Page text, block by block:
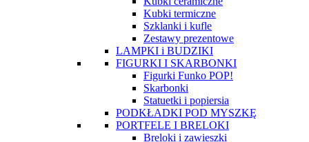
Kubki termiczne
Szklanki i kufle
Zestawy prezentowe
LAMPKI i BUDZIKI
FIGURKI I SKARBONKI
Figurki Funko POP!
Skarbonki
Statuetki i popiersia
PODKŁADKI POD MYSZKĘ
PORTFELE I BRELOKI
Breloki i zawieszki